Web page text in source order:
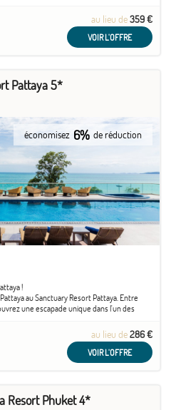
au lieu de359 €
VOIR L'OFFRE
Pattaya 5*
économisez 6% de réduction
!
au Sanctuary Resort Pattaya. Entre
une escapade unique dans l'un des
au lieu de286 €
VOIR L'OFFRE
Resort Phuket 4*